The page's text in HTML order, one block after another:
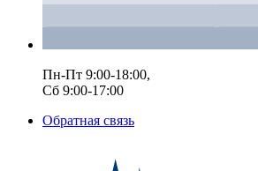
Пн-Пт 9:00-18:00,
Сб 9:00-17:00
Обратная связь